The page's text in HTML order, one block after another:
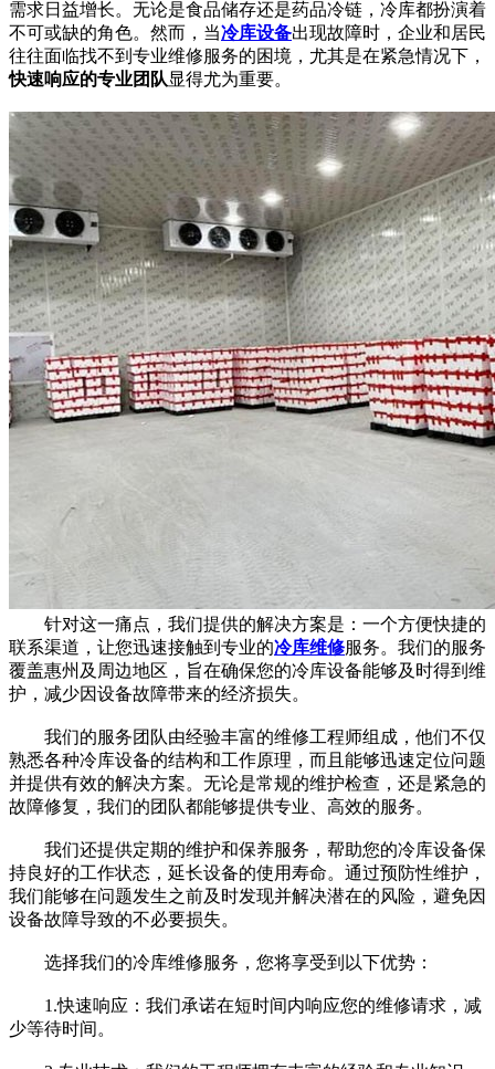
需求日益增长。无论是食品储存还是药品冷链，冷库都扮演着
不可或缺的角色。然而，当冷库设备出现故障时，企业和居民
往往面临找不到专业维修服务的困境，尤其是在紧急情况下，
快速响应的专业团队显得尤为重要。
针对这一痛点，我们提供的解决方案是：一个方便快捷的
联系渠道，让您迅速接触到专业的冷库维修服务。我们的服务
覆盖惠州及周边地区，旨在确保您的冷库设备能够及时得到维
护，减少因设备故障带来的经济损失。
我们的服务团队由经验丰富的维修工程师组成，他们不仅
熟悉各种冷库设备的结构和工作原理，而且能够迅速定位问题
并提供有效的解决方案。无论是常规的维护检查，还是紧急的
故障修复，我们的团队都能够提供专业、高效的服务。
我们还提供定期的维护和保养服务，帮助您的冷库设备保
持良好的工作状态，延长设备的使用寿命。通过预防性维护，
我们能够在问题发生之前及时发现并解决潜在的风险，避免因
设备故障导致的不必要损失。
选择我们的冷库维修服务，您将享受到以下优势：
1.快速响应：我们承诺在短时间内响应您的维修请求，减
少等待时间。